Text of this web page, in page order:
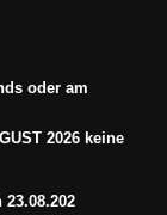
oder am
2026 keine